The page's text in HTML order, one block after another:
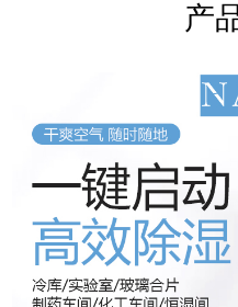
产